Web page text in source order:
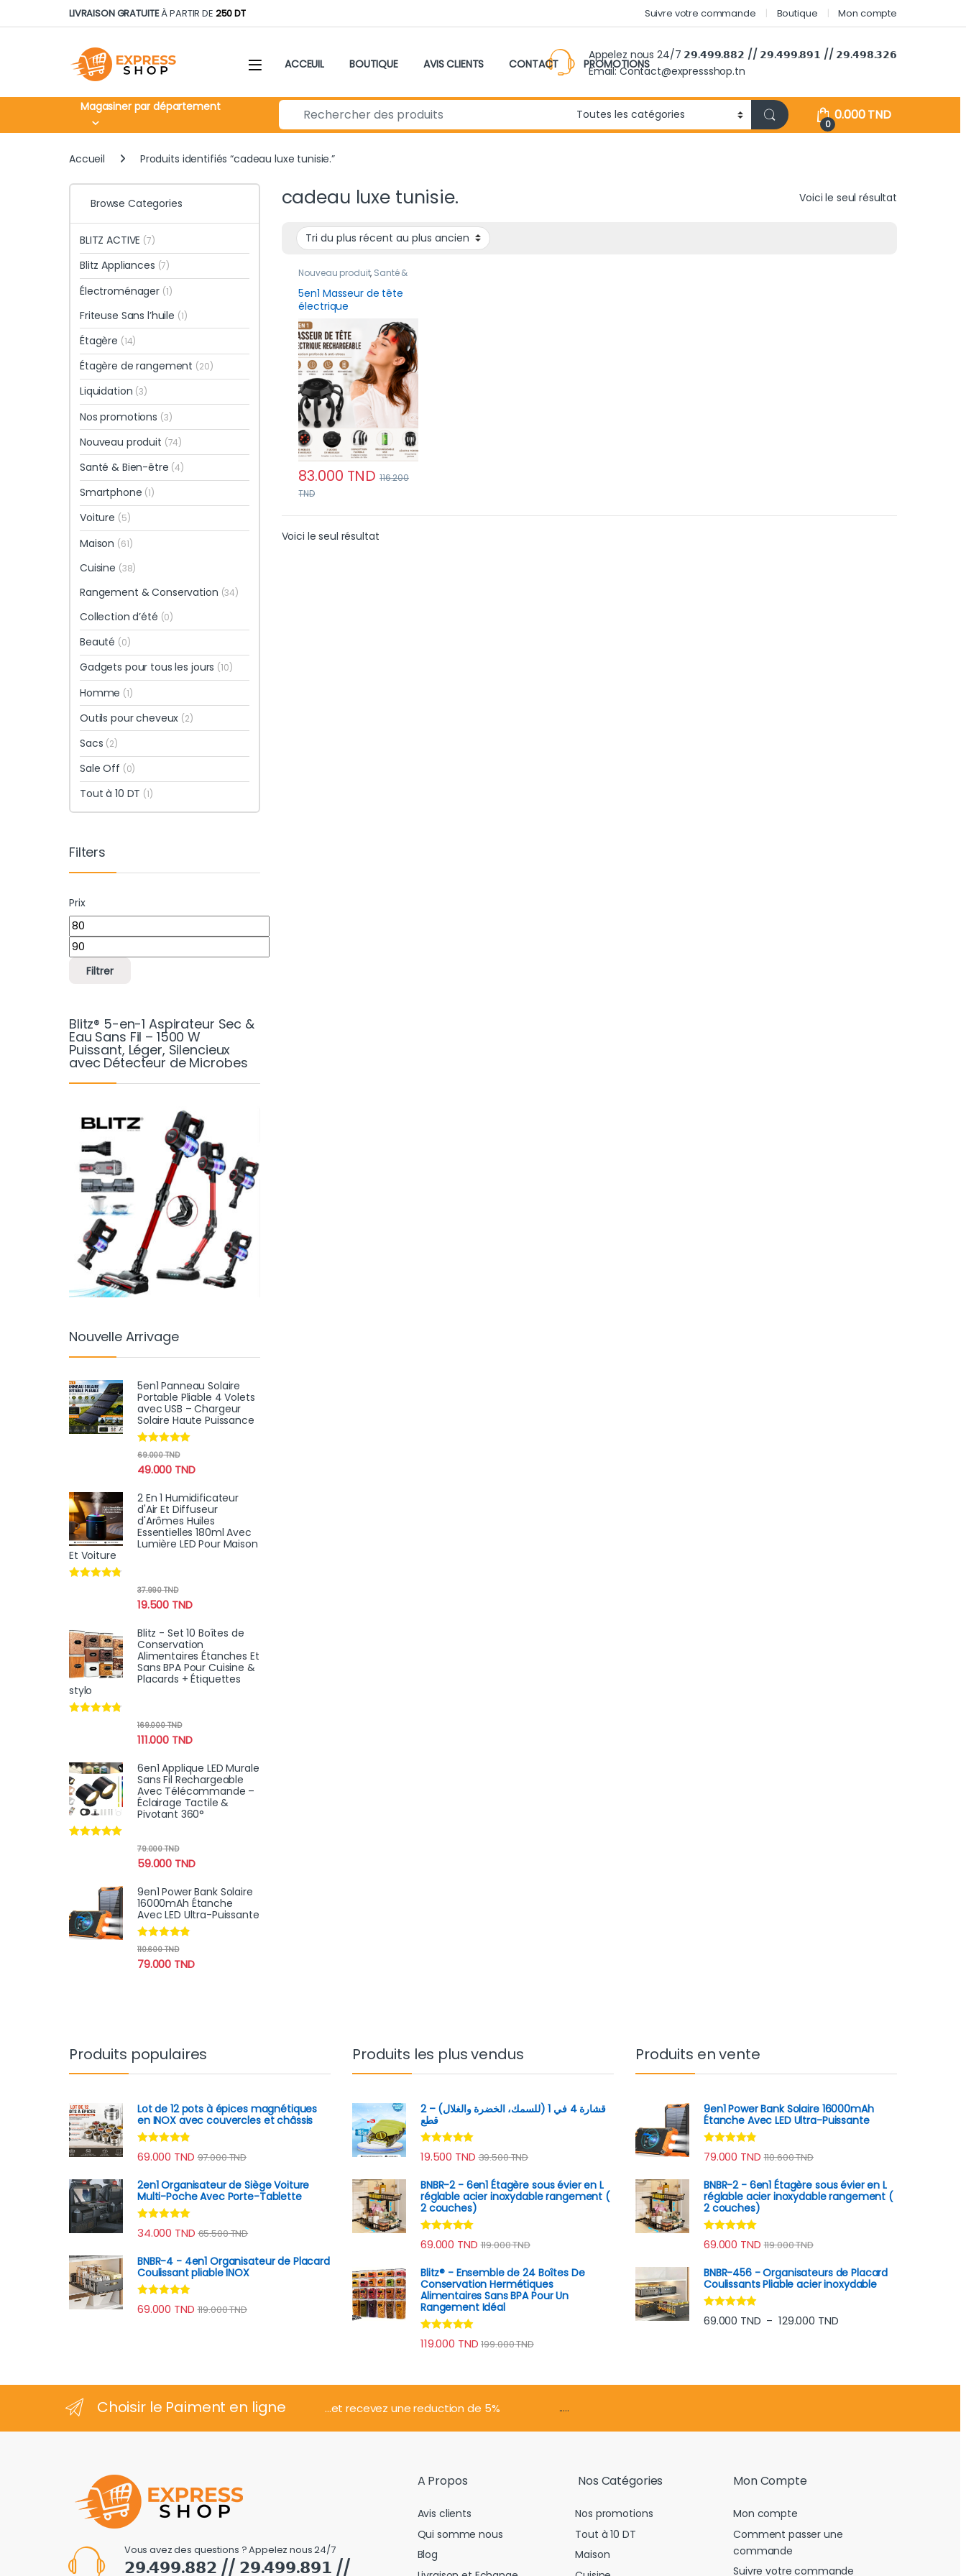
Skip to navigation
Skip to contentLIVRAISON GRATUITEÀ PARTIR DE 250 DT Suivre votre commande Boutique Mon compte
ACCEUIL BOUTIQUE AVIS CLIENTS CONTACT PROMOTIONS
Appelez nous 24/7 𝟮𝟵.𝟰𝟵𝟵.𝟴𝟴𝟮 // 𝟮𝟵.𝟰𝟵𝟵.𝟴𝟵𝟭 // 𝟮𝟵.𝟰𝟵𝟴.𝟯𝟮𝟲
Email: Contact@expressshop.tn
Magasiner par département Search for:
0
0.000TND
Accueil Produits identifiés “cadeau luxe tunisie.”
cadeau luxe tunisie. Voici le seul résultat
Nouveau produit, Santé &
Bien-être
5en1 Masseur de tête
électrique
Rechargeable poulpe
avec 10 nœuds pour
relaxation profonde et
anti stress
83.000 TND 116.200
TND
Voici le seul résultat
Browse Categories
BLITZ ACTIVE (7)
Blitz Appliances (7)
Électroménager (1)
Friteuse Sans l’huile (1)
Étagère (14)
Étagère de rangement (20)
Liquidation (3)
Nos promotions (3)
Nouveau produit (74)
Santé & Bien-être (4)
Smartphone (1)
Voiture (5)
Maison (61)
Cuisine (38)
Rangement & Conservation (34)
Collection d’été (0)
Beauté (0)
Gadgets pour tous les jours (10)
Homme (1)
Outils pour cheveux (2)
Sacs (2)
Sale Off (0)
Tout à 10 DT (1)
Filters
Prix
Prix min
Prix max
Filtrer
Blitz® 5-en-1 Aspirateur Sec &
Eau Sans Fil – 1500 W
Puissant, Léger, Silencieux
avec Détecteur de Microbes
Nouvelle Arrivage
5en1 Panneau Solaire
Portable Pliable 4 Volets
avec USB – Chargeur
Solaire Haute Puissance
Note4.78
49.000 TND
69.000TND
2 En 1 Humidificateur
d'Air Et Diffuseur
d'Arômes Huiles
Essentielles 180ml Avec
Lumière LED Pour Maison
Et Voiture
19.500 TND
37.990TND
Blitz - Set 10 Boîtes de
Conservation
Alimentaires Étanches Et
Sans BPA Pour Cuisine &
Placards + Étiquettes
stylo
111.000 TND
169.000TND
6en1 Applique LED Murale
Sans Fil Rechargeable
Avec Télécommande –
Éclairage Tactile &
Pivotant 360°
59.000 TND
79.000TND
9en1 Power Bank Solaire
16000mAh Étanche
Avec LED Ultra-Puissante
Note4.70
79.000 TND
110.600TND
Produits populaires
Lot de 12 pots à épices magnétiques
en INOX avec couvercles et châssis
Note4.70
sur 5
69.000 TND 97.000TND
2en1 Organisateur de Siège Voiture
Multi-Poche Avec Porte-Tablette
Note4.78
sur 5
34.000 TND 65.500TND
BNBR-4 - 4en1 Organisateur de Placard
Coulissant pliable INOX
Note4.75
sur 5
69.000 TND 119.000TND
Produits les plus vendus
قشارة 4 في 1 (للسمك، الخضرة والغلال) – 2
قطع
Note4.89
sur 5
19.500 TND 39.500TND
BNBR-2 - 6en1 Étagère sous évier en L
réglable acier inoxydable rangement (
2 couches)
Note4.79
sur 5
69.000 TND 119.000TND
Blitz® - Ensemble de 24 Boîtes De
Conservation Hermétiques
Alimentaires Sans BPA Pour Un
Rangement Idéal
Note4.74
sur 5
119.000 TND 199.000TND
Produits en vente
9en1 Power Bank Solaire 16000mAh
Étanche Avec LED Ultra-Puissante
Note4.70
sur 5
79.000 TND 110.600TND
BNBR-2 - 6en1 Étagère sous évier en L
réglable acier inoxydable rangement (
2 couches)
Note4.79
sur 5
69.000 TND 119.000TND
BNBR-456 - Organisateurs de Placard
Coulissants Pliable acier inoxydable
Note4.75
sur 5
69.000 TND – 129.000 TNDPlage de prix : 69.000 TND
Choisir le Paiment en ligne ...et recevez une reduction de 5% .....
Vous avez des questions ? Appelez nous 24/7
𝟮𝟵.𝟰𝟵𝟵.𝟴𝟴𝟮 // 𝟮𝟵.𝟰𝟵𝟵.𝟴𝟵𝟭 //
A Propos
Avis clients
Qui somme nous
Blog
Nos Catégories
Nos promotions
Tout à 10 DT
Maison
Mon Compte
Mon compte
Comment passer une
commande
Suivre votre commande